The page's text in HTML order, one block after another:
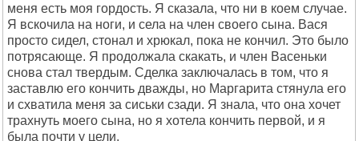
меня есть моя гордость. Я сказала, что ни в коем случае.
Я вскочила на ноги, и села на член своего сына. Вася
просто сидел, стонал и хрюкал, пока не кончил. Это было
потрясающе. Я продолжала скакать, и член Васеньки
снова стал твердым. Сделка заключалась в том, что я
заставлю его кончить дважды, но Маргарита стянула его
и схватила меня за сиськи сзади. Я знала, что она хочет
трахнуть моего сына, но я хотела кончить первой, и я
была почти у цели.